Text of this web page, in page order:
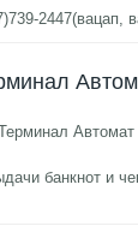
банкнот и